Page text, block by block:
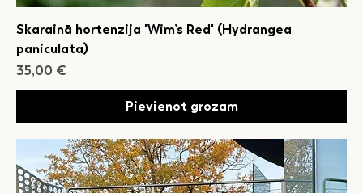
Skarainā hortenzija 'Wim’s Red' (Hydrangea
paniculata)
Cena
35,00 €
Pievienot grozam